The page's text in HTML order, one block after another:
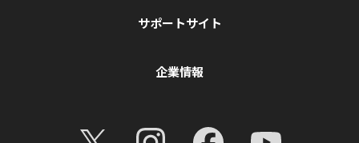
サポートサイト
企業情報